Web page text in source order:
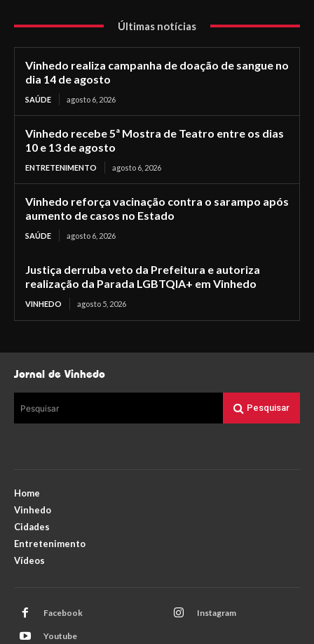
Últimas notícias
Vinhedo realiza campanha de doação de sangue no
dia 14 de agosto
SAÚDE agosto 6, 2026
Vinhedo recebe 5ª Mostra de Teatro entre os dias
10 e 13 de agosto
ENTRETENIMENTO agosto 6, 2026
Vinhedo reforça vacinação contra o sarampo após
aumento de casos no Estado
SAÚDE agosto 6, 2026
Justiça derruba veto da Prefeitura e autoriza
realização da Parada LGBTQIA+ em Vinhedo
VINHEDO agosto 5, 2026
Jornal de Vinhedo
Pesquisar Pesquisar
Home
Vinhedo
Cidades
Entretenimento
Vídeos
Facebook Instagram
Youtube